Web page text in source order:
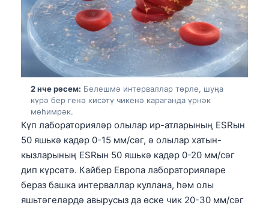
2 нче рәсем: Белешмә интерваллар төрле, шуңа
күрә бер генә кисәтү чикенә караганда үрнәк
мөһимрәк.
Күп лабораторияләр олылар ир-атларының ESRын
50 яшькә кадәр 0-15 мм/сәг, ә олылар хатын-
кызларының ESRын 50 яшькә кадәр 0-20 мм/сәг
дип күрсәтә. Кайбер Европа лабораторияләре
бераз башка интерваллар куллана, һәм олы
яшьтәгеләрдә авырусыз да өске чик 20-30 мм/сәг